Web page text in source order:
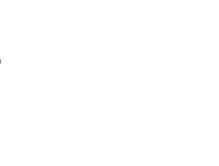
marki. Stosowanie dokładnego punktu
odniesienia dla spójności kolorów,